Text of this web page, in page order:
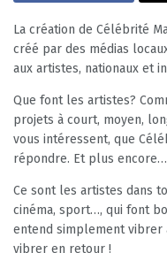
La création de Célébrité
créé par des médias
aux artistes, nationaux et
Que font les artistes?
projets à court, moyen,
vous intéressent, que
répondre. Et plus encore…
Ce sont les artistes dans
cinéma, sport…, qui font
entend simplement vibrer
vibrer en retour !